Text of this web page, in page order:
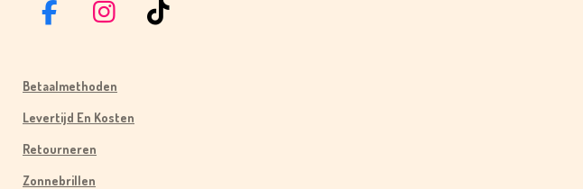
F
E
B
O
O
I
T
A
T
Betaalmethoden
Levertijd En Kosten
Retourneren
Zonnebrillen